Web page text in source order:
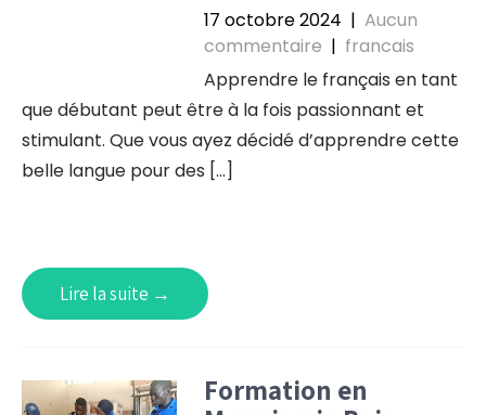
17 octobre 2024 | Aucun
commentaire | francais
Apprendre le français en tant
que débutant peut être à la fois passionnant et
stimulant. Que vous ayez décidé d’apprendre cette
belle langue pour des […]
Lire la suite →
Formation en